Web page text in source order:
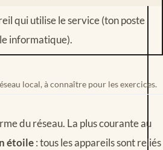
qui utilise le service (ton poste
informatique).
local, à connaître pour les exercices.
du réseau. La plus courante au
étoile: tous les appareils sont reliés